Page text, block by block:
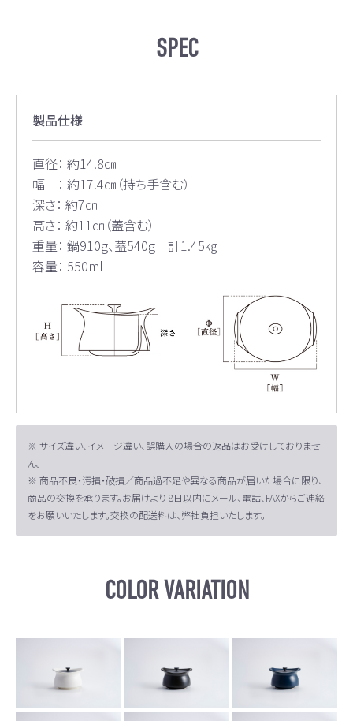
SPEC
製品仕様
直径： 約14.8㎝
幅 ： 約17.4㎝（持ち手含む）
深さ： 約7㎝
高さ： 約11㎝（蓋含む）
重量： 鍋910g、蓋540g 計1.45㎏
容量： 550ml
※ サイズ違い、イメージ違い、誤購入の場合の返品はお受けしておりませ
ん。
※ 商品不良・汚損・破損／商品過不足や異なる商品が届いた場合に限り、
商品の交換を承ります。お届けより 8日以内にメール、電話、FAXからご連絡
をお願いいたします。交換の配送料は、弊社負担いたします。
COLOR VARIATION